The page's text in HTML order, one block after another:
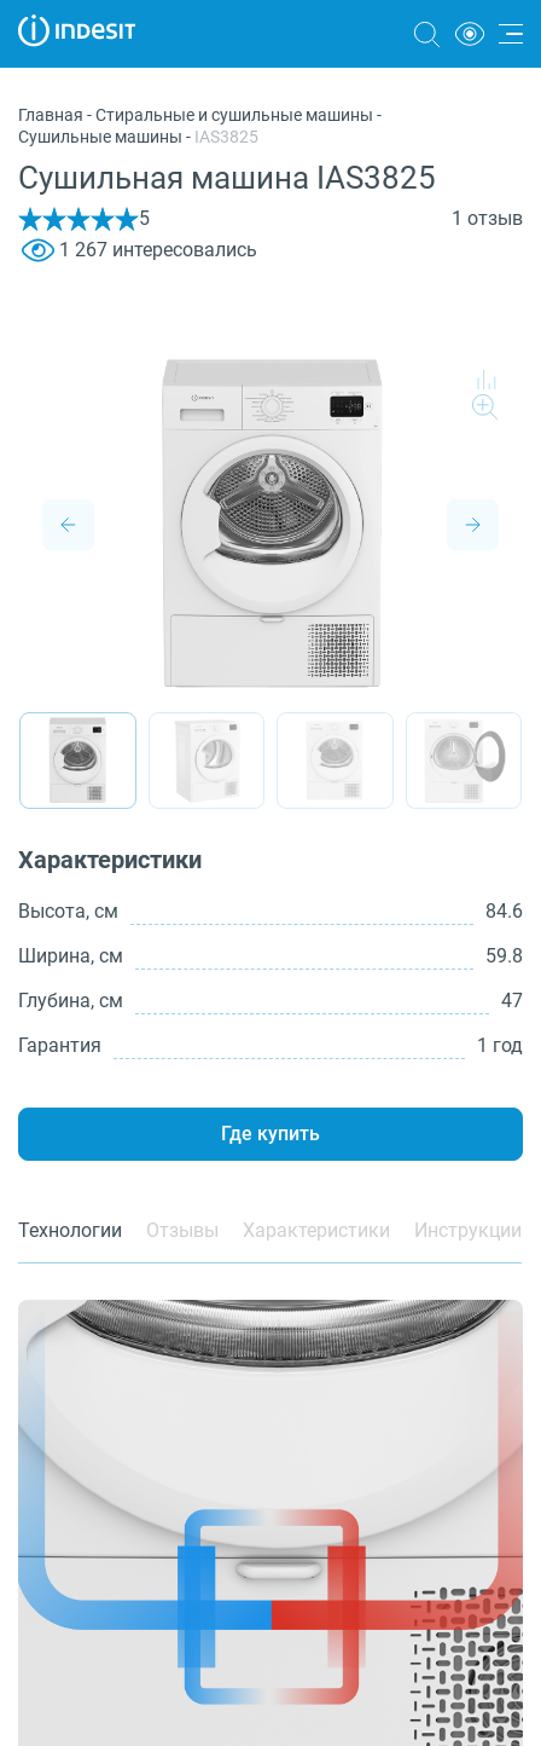
Морозильные камеры
Стиральные и сушильные машины
Посудомоечные машины
Микроволновые печи
Главная -Стиральные и сушильные машины -
Сушильные машины - IAS3825
Сушильная машина IAS3825
5
1 отзыв
1 267 интересовались
Характеристики
Высота, см
84.6
Ширина, см
59.8
Глубина, см
47
Гарантия
1 год
Где купить
Технологии Отзывы Характеристики Инструкции